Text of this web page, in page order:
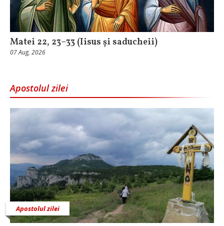
Matei 22, 23–33 (Iisus și saducheii)
07 Aug, 2026
Apostolul zilei
Apostolul zilei